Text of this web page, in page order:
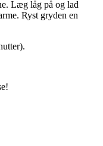
Læg låg på og lad
Ryst gryden en